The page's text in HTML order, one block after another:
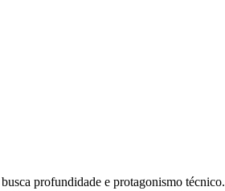
profundidade e protagonismo técnico.